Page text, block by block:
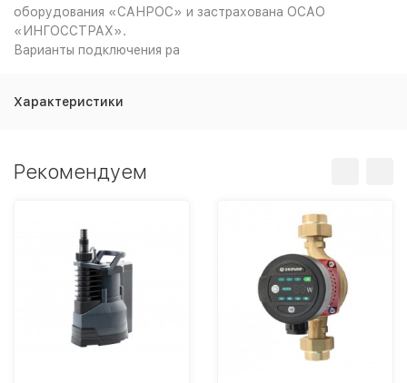
оборудования «САНРОС» и застрахована ОСАО
«ИНГОССТРАХ».
Варианты подключения ра
Характеристики
Рекомендуем